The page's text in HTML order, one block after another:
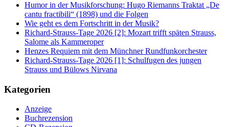
Humor in der Musikforschung: Hugo Riemanns Traktat „De
cantu fractibili“ (1898) und die Folgen
Wie geht es dem Fortschritt in der Musik?
Richard-Strauss-Tage 2026 [2]: Mozart trifft späten Strauss,
Salome als Kammeroper
Henzes Requiem mit dem Münchner Rundfunkorchester
Richard-Strauss-Tage 2026 [1]: Schulfugen des jungen
Strauss und Bülows Nirvana
Kategorien
Anzeige
Buchrezension